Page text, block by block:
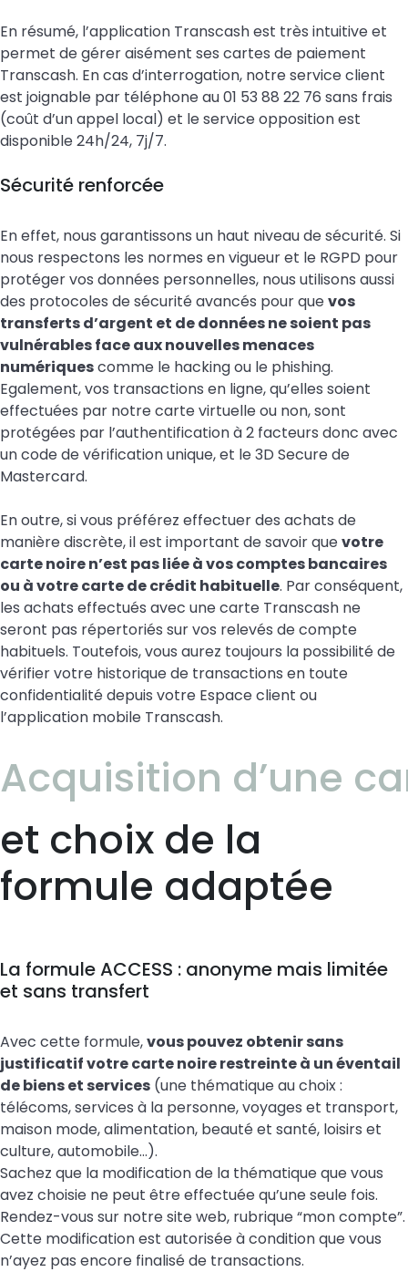
En résumé, l’application Transcash est très intuitive et
permet de gérer aisément ses cartes de paiement
Transcash. En cas d’interrogation, notre service client
est joignable par téléphone au 01 53 88 22 76 sans frais
(coût d’un appel local) et le service opposition est
disponible 24h/24, 7j/7.
Sécurité renforcée
En effet, nous garantissons un haut niveau de sécurité. Si
nous respectons les normes en vigueur et le RGPD pour
protéger vos données personnelles, nous utilisons aussi
des protocoles de sécurité avancés pour quevos
transferts d’argent et de données ne soient pas
vulnérables face aux nouvelles menaces
numériquescomme le hacking ou le phishing.
Egalement, vos transactions en ligne, qu’elles soient
effectuées par notre carte virtuelle ou non, sont
protégées par l’authentification à 2 facteurs donc avec
un code de vérification unique, et le 3D Secure de
Mastercard.
En outre, si vous préférez effectuer des achats de
manière discrète, il est important de savoir quevotre
carte noire n’est pas liée à vos comptes bancaires
ou à votre carte de crédit habituelle. Par conséquent,
les achats effectués avec une carte Transcash ne
seront pas répertoriés sur vos relevés de compte
habituels. Toutefois, vous aurez toujours la possibilité de
vérifier votre historique de transactions en toute
confidentialité depuis votre Espace client ou
l’application mobile Transcash.
Acquisition d’une
et choix de la
formule adaptée
La formule ACCESS : anonyme mais limitée
et sans transfert
Avec cette formule,vous pouvez obtenir sans
justificatif votre carte noire restreinte à un éventail
de biens et services (une thématique au choix :
télécoms, services à la personne, voyages et transport,
maison mode, alimentation, beauté et santé, loisirs et
culture, automobile…).
Sachez que la modification de la thématique que vous
avez choisie ne peut être effectuée qu’une seule fois.
Rendez-vous sur notre site web, rubrique “mon compte”.
Cette modification est autorisée à condition que vous
n’ayez pas encore finalisé de transactions.